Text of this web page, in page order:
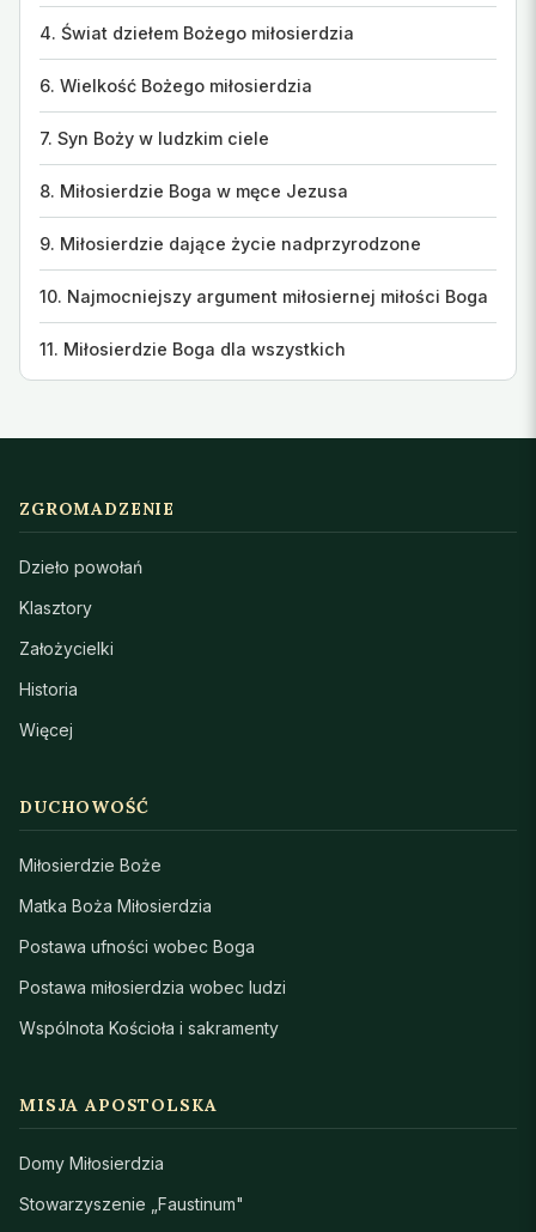
4. Świat dziełem Bożego miłosierdzia
6. Wielkość Bożego miłosierdzia
7. Syn Boży w ludzkim ciele
8. Miłosierdzie Boga w męce Jezusa
9. Miłosierdzie dające życie nadprzyrodzone
10. Najmocniejszy argument miłosiernej miłości Boga
11. Miłosierdzie Boga dla wszystkich
ZGROMADZENIE
Dzieło powołań
Klasztory
Założycielki
Historia
Więcej
DUCHOWOŚĆ
Miłosierdzie Boże
Matka Boża Miłosierdzia
Postawa ufności wobec Boga
Postawa miłosierdzia wobec ludzi
Wspólnota Kościoła i sakramenty
MISJA APOSTOLSKA
Domy Miłosierdzia
Stowarzyszenie „Faustinum"